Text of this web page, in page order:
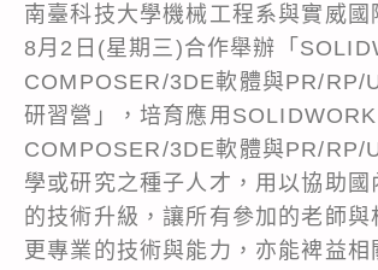
南臺科技大學機械工程系與實威國
8月2日(星期三)合作舉辦「
COMPOSER/3DE軟體與PR/RP/
研習營」，培育應用
COMPOSER/3DE軟體與PR/RP/
學或研究之種子人才，用以協助國
的技術升級，讓所有參加的老師與
更專業的技術與能力，亦能裨益相